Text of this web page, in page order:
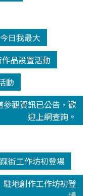
日我最大
品設置活動
動
參觀資訊已公告，歡
迎上網查詢。
街工作坊初登場
駐地創作工作坊初登